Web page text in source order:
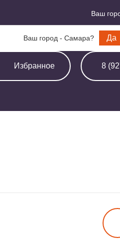
Ваш
Ваш город - Самара? Да
Избранное 8